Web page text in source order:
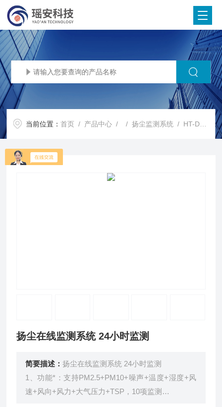
当前位置：首页 / 产品中心 / /扬尘监测系统 / HT-DS200扬尘在线监测系统 24小时监测
扬尘在线监测系统 24小时监测
简要描述：扬尘在线监测系统 24小时监测
1、功能*：支持PM2.5+PM10+噪声+温度+湿度+风
速+风向+风力+大气压力+TSP，10项监测